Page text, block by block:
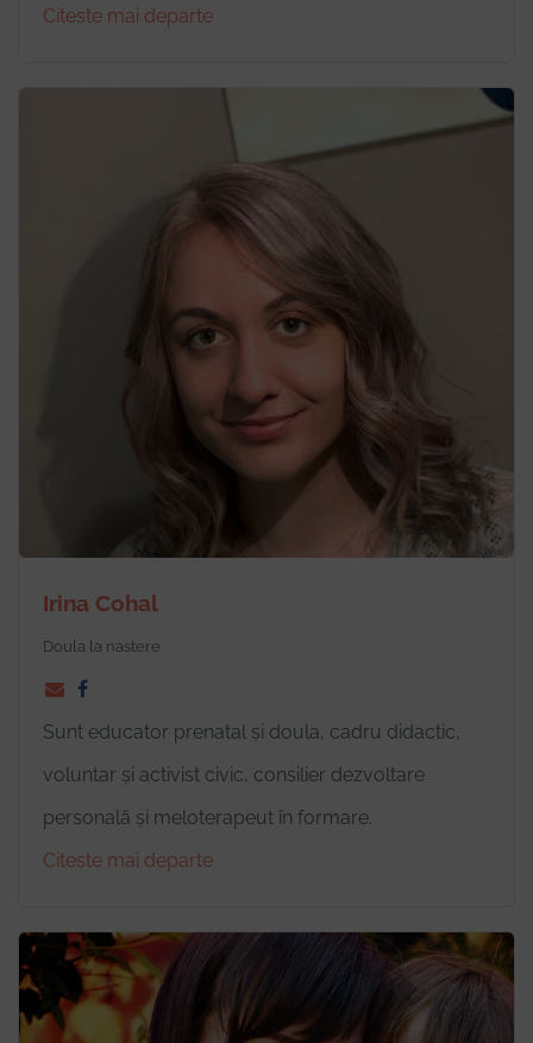
Citeste mai departe
Irina Cohal
Doula la nastere
Sunt educator prenatal și doula, cadru didactic,
voluntar și activist civic, consilier dezvoltare
personală și meloterapeut în formare.
Citeste mai departe